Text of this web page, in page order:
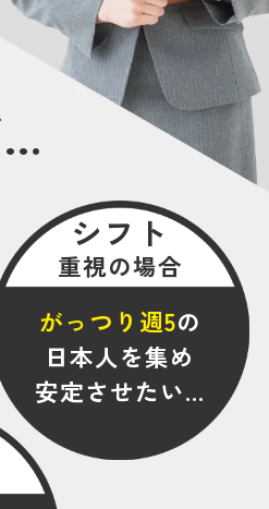
シフト
重視の場合
がっつり週5の
日本人を集め
安定させたい…